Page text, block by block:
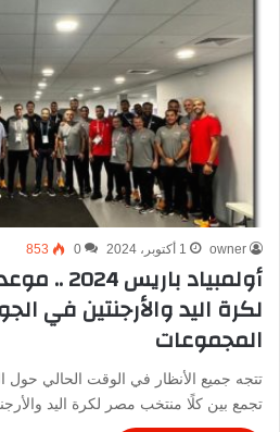
owner 1 أكتوبر، 2024 0
853
أولمبياد
لكرة اليد والأرجنتين في
المجموعات
تتجه جميع الأنظار في الوقت الحالي حول
تجمع بين كلًا منتخب مصر لكرة اليد